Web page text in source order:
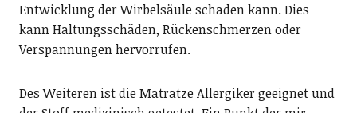
Entwicklung der Wirbelsäule schaden kann. Dies
kann Haltungsschäden, Rückenschmerzen oder
Verspannungen hervorrufen.
Des Weiteren ist die Matratze Allergiker geeignet und